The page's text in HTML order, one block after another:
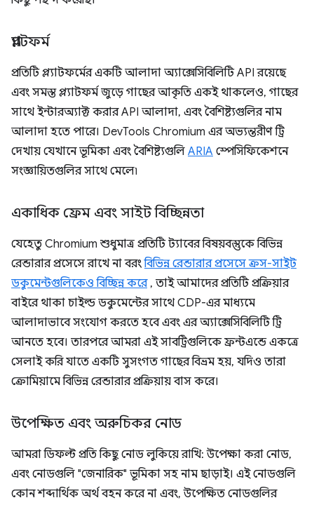
প্ল্যাটফর্ম
প্রতিটি প্ল্যাটফর্মের একটি আলাদা অ্যাক্সেসিবিলিটি API রয়েছে
এবং সমস্ত প্ল্যাটফর্ম জুড়ে গাছের আকৃতি একই থাকলেও, গাছের
সাথে ইন্টারঅ্যাক্ট করার API আলাদা, এবং বৈশিষ্ট্যগুলির নাম
আলাদা হতে পারে। DevTools Chromium এর অভ্যন্তরীণ ট্রি
দেখায় যেখানে ভূমিকা এবং বৈশিষ্ট্যগুলি ARIA স্পেসিফিকেশনে
সংজ্ঞায়িতগুলির সাথে মেলে৷
একাধিক ফ্রেম এবং সাইট বিচ্ছিন্নতা
যেহেতু Chromium শুধুমাত্র প্রতিটি ট্যাবের বিষয়বস্তুকে বিভিন্ন
রেন্ডারার প্রসেসে রাখে না বরংবিভিন্ন রেন্ডারার প্রসেসে ক্রস-সাইট
ডকুমেন্টগুলিকেও বিচ্ছিন্ন করে, তাই আমাদের প্রতিটি প্রক্রিয়ার
বাইরে থাকা চাইল্ড ডকুমেন্টের সাথে CDP-এর মাধ্যমে
আলাদাভাবে সংযোগ করতে হবে এবং এর অ্যাক্সেসিবিলিটি ট্রি
আনতে হবে। তারপরে আমরা এই সাবট্রিগুলিকে ফ্রন্টএন্ডে একত্রে
সেলাই করি যাতে একটি সুসংগত গাছের বিভ্রম হয়, যদিও তারা
ক্রোমিয়ামে বিভিন্ন রেন্ডারার প্রক্রিয়ায় বাস করে।
উপেক্ষিত এবং অরুচিকর নোড
আমরা ডিফল্ট প্রতি কিছু নোড লুকিয়ে রাখি: উপেক্ষা করা নোড,
এবং নোডগুলি "জেনারিক" ভূমিকা সহ নাম ছাড়াই। এই নোডগুলি
কোন শব্দার্থিক অর্থ বহন করে না এবং, উপেক্ষিত নোডগুলির